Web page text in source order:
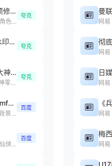
黑神话悟空修改器 v1.0.13(四十四项修改器)
修改黑神话悟空游戏中的各种数据，包括角色属性、装备等
夸克
自媒体工具箱1_11专业去除短视频水印处理短视频
夸克
【AI课程】AI实战课零基础小白到大神零基础
免费【AI课程】Al实战课零基础小白到大神零基础小白课程下载
夸克
全能视频编辑Wan2.2Animate+ComfyUI整合包4.0
Sec+Sam3+换头、人物、主体、物品、背景、任意元素替换、动作复制
百度
凡人修仙传》是连载于起点中文网的一部仙侠修真小说，作者是忘语
百度
网
网
网
网
网